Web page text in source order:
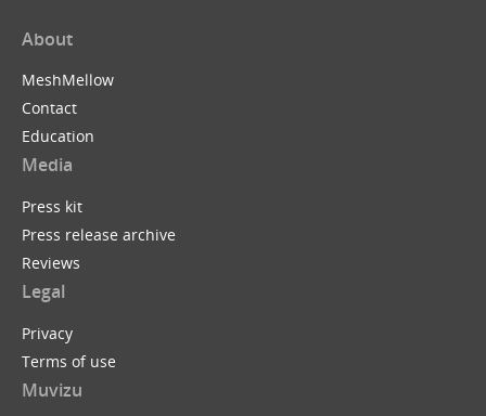
About
MeshMellow
Contact
Education
Media
Press kit
Press release archive
Reviews
Legal
Privacy
Terms of use
Muvizu